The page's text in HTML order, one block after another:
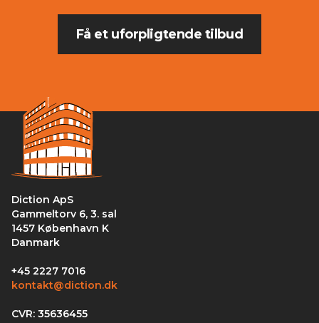
Få et uforpligtende tilbud
Diction ApS
Gammeltorv 6, 3. sal
1457 København K
Danmark
+45 2227 7016
kontakt@diction.dk
CVR: 35636455